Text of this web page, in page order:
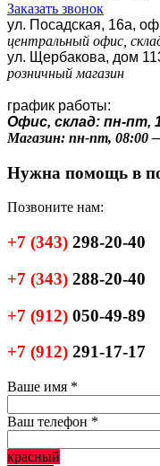
Заказать звонок
ул. Посадская, 16а,
центральный офис,
ул. Щербакова, дом
розничный магазин
график работы:
Офис, склад: пн-пт,
Магазин: пн-пт, 08:00
Нужна помощь в
Позвоните нам:
+7 (343) 298-20-40
+7 (343) 288-20-40
+7 (912) 050-49-89
+7 (912) 291-17-17
Ваше имя *
Ваш телефон *
красный